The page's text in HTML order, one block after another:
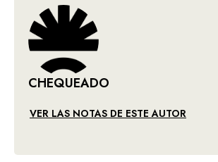
CHEQUEADO
VER LAS NOTAS DE ESTE AUTOR